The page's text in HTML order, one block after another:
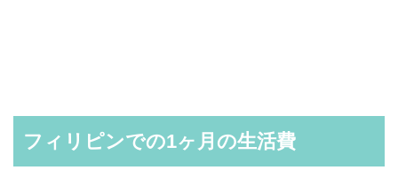
フィリピンでの1ヶ月の生活費